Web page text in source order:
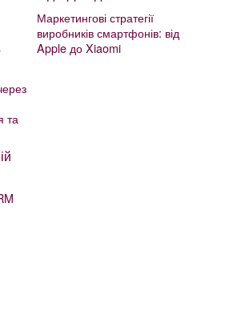
та
Маркетингові стратегії
виробників смартфонів: від
Apple до Xiaomi